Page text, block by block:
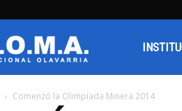
Olavarria
Comenzó la Olimpíada Minera 2014